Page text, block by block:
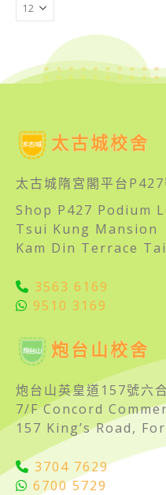
太古城校舍
太古城隋宮閣平台P427
Shop P427 Podium
Tsui Kung Mansion
Kam Din Terrace
3563 6169
9510 3169
炮台山校舍
炮台山英皇道157號六
7/F Concord
157 King’s Road,
3704 7629
6700 5729